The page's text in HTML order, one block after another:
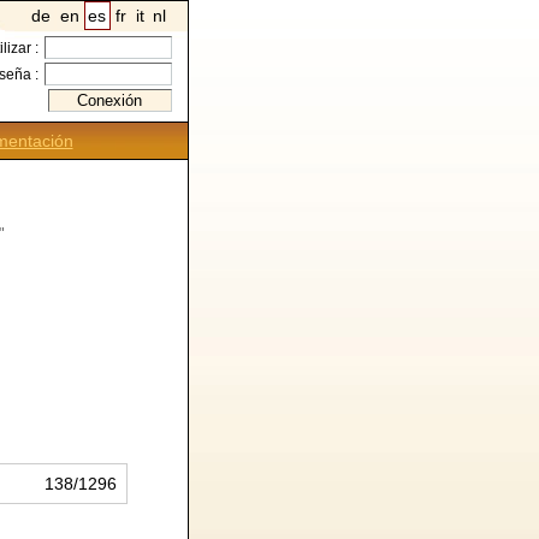
de en es fr it nl
:
:
138/1296